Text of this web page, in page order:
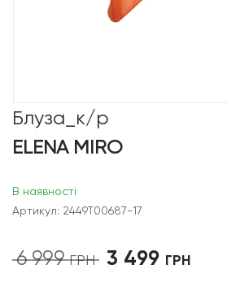
Блуза_к/р
ELENA MIRO
В наявності
Артикул: 2449T00687-17
6 999ГРН
Оригінальна
3 499 ГРН